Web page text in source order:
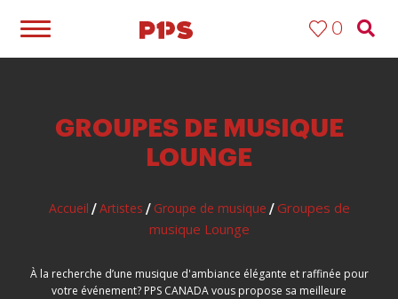
0
GROUPES DE MUSIQUE
LOUNGE
Accueil / Artistes / Groupe de musique / Groupes de
musique Lounge
À la recherche d’une musique d'ambiance élégante et raffinée pour
votre événement? PPS CANADA vous propose sa meilleure